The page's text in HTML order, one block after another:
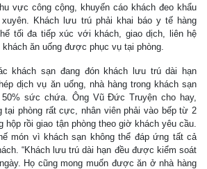
vực công cộng, khuyến cáo khách đeo khẩu
Khách lưu trú phải khai báo y tế hàng
tối đa tiếp xúc với khách, giao dịch, liên hệ
ăn uống được phục vụ tại phòng.
khách sạn đang đón khách lưu trú dài hạn
dịch vụ ăn uống, nhà hàng trong khách sạn
sức chứa. Ông Vũ Đức Truyện cho hay,
tại phòng rất cực, nhân viên phải vào bếp từ 2
hộp rồi giao tận phòng theo giờ khách yêu cầu.
món vì khách sạn không thể đáp ứng tất cả
“Khách lưu trú dài hạn đều được kiểm soát
Họ cũng mong muốn được ăn ở nhà hàng